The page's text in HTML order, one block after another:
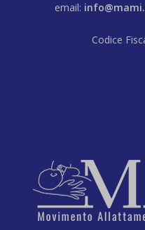
email:
Codice